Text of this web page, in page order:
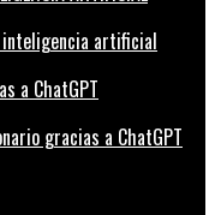
artificial
gracias a ChatGPT